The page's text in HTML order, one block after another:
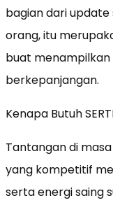
bagian dari
orang, itu
buat
berkepanjangan.
Kenapa Butuh
Tantangan di
yang kompetitif
serta energi saing